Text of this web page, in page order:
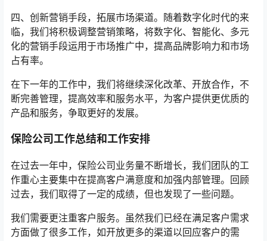
四、创新营销手段，拓展市场渠道。随着数字化时代的来
临，我们将积极调整营销策略，将数字化、智能化、多元
化的营销手段运用于市场推广中，提高品牌影响力和市场
占有率。
在下一年的工作中，我们将继续深化改革、开放合作，不
断完善管理，提高效率和服务水平，为客户提供更优质的
产品和服务，争取更好的发展。
保险公司工作总结和工作安排
在过去一年中，保险公司业务量不断增长，我们团队的工
作重心主要集中在提高客户满意度和加强内部管理。回顾
过去，我们取得了一定的成绩，但也发现了一些问题。
我们需要更注重客户服务。虽然我们已经在满足客户需求
方面做了很多工作，如开放更多的渠道以回应客户的需